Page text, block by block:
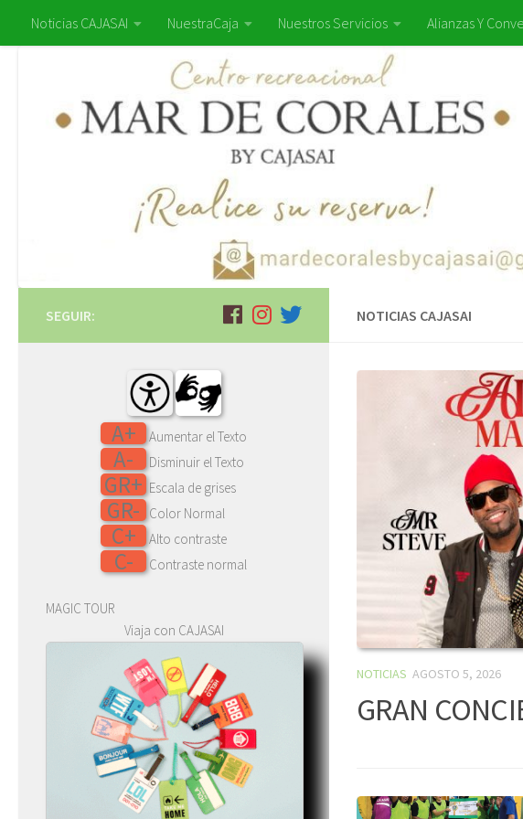
Noticias CAJASAI NuestraCaja Nuestros Servicios Alianzas Y
NOTICIAS CAJASAI
NOTICIAS AGOSTO 5, 2026
GRAN
SEGUIR:
A+ Aumentar el Texto
A- Disminuir el Texto
GR+ Escala de grises
GR- Color Normal
C+ Alto contraste
C- Contraste normal
MAGIC TOUR
Viaja con CAJASAI